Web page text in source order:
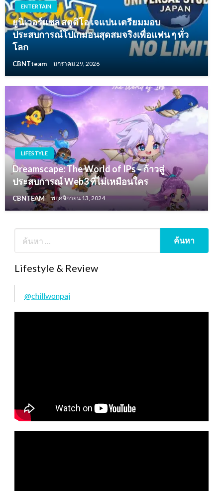
ENTERTAIN
ยูนิเวอร์แซล สตูดิโอ เจแปน เตรียมมอบ
ประสบการณ์โปเกมอนสุดสมจริงเพื่อแฟน ๆ ทั่ว
โลก
CBNTteam มกราคม 29, 2026
LIFESTYLE
Dreamscape: The World of IPs – ก้าวสู่
ประสบการณ์ Web3 ที่ไม่เหมือนใคร
CBNTEAM พฤศจิกายน 13, 2024
Lifestyle & Review
@chillwonpai